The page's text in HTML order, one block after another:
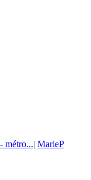
métro...| MarieP